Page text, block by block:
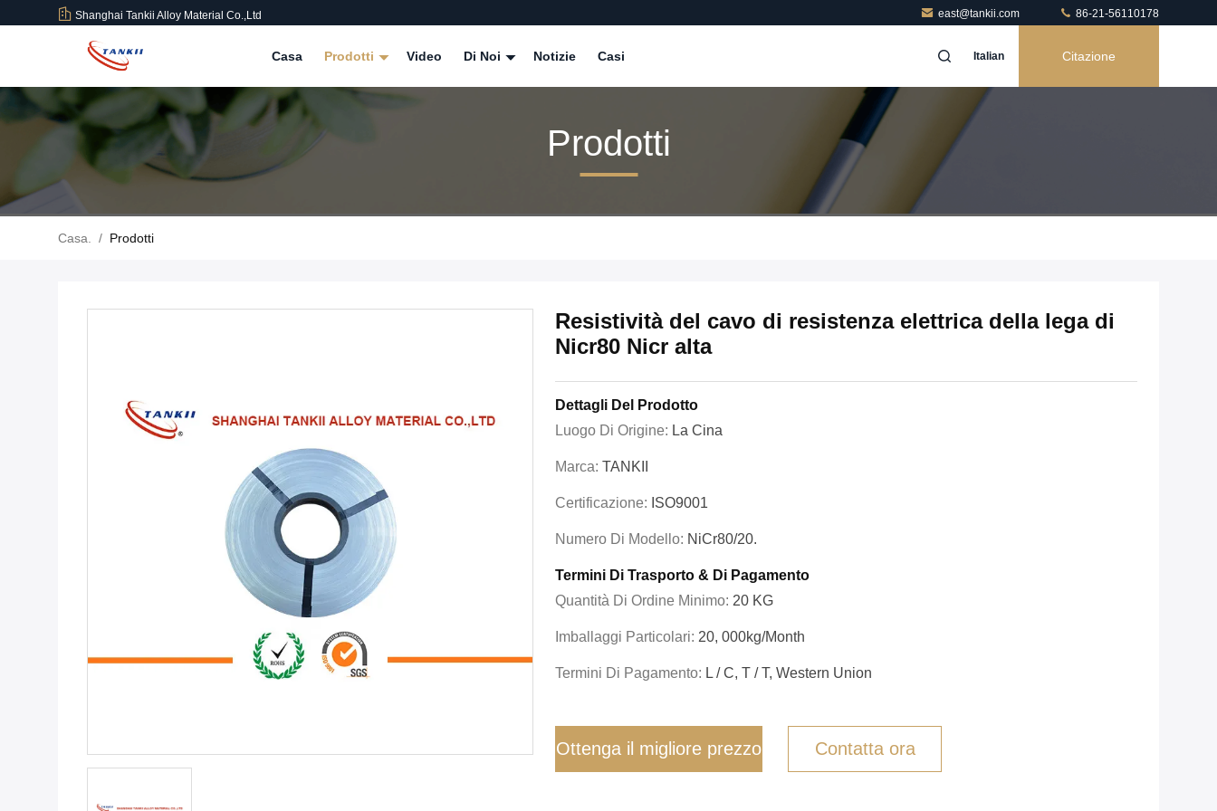
Shanghai Tankii Alloy Material Co.,Ltd east@tankii.com 86-21-56110178
Casa Prodotti Video Di Noi Notizie Casi Italian Citazione
Prodotti
Casa. / Prodotti
Resistività del cavo di resistenza elettrica della lega di
Nicr80 Nicr alta
Dettagli Del Prodotto
Luogo Di Origine: La Cina
Marca: TANKII
Certificazione: ISO9001
Numero Di Modello: NiCr80/20.
Termini Di Trasporto & Di Pagamento
Quantità Di Ordine Minimo: 20 KG
Imballaggi Particolari: 20, 000kg/month
Termini Di Pagamento: L / C, T / T, Western Union
Ottenga il migliore prezzo Contatta ora